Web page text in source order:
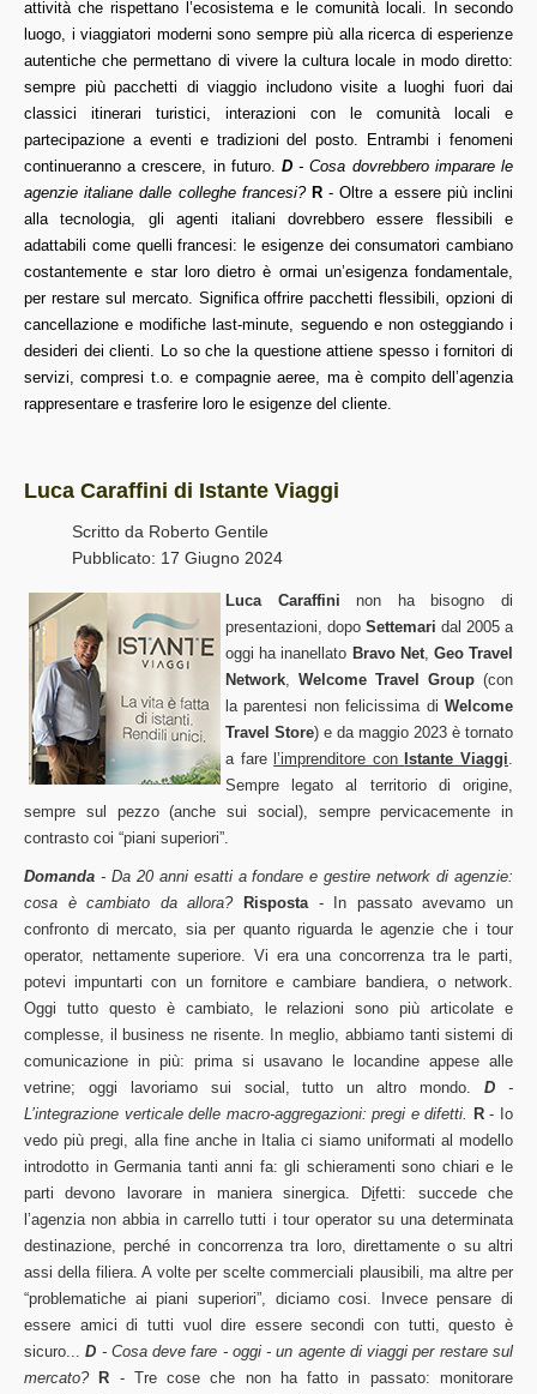
attività che rispettano l’ecosistema e le comunità locali. In secondo
luogo, i viaggiatori moderni sono sempre più alla ricerca di esperienze
autentiche che permettano di vivere la cultura locale in modo diretto:
sempre più pacchetti di viaggio includono visite a luoghi fuori dai
classici itinerari turistici, interazioni con le comunità locali e
partecipazione a eventi e tradizioni del posto. Entrambi i fenomeni
continueranno a crescere, in futuro. D - Cosa dovrebbero imparare le
agenzie italiane dalle colleghe francesi? R- Oltre a essere più inclini
alla tecnologia, gli agenti italiani dovrebbero essere flessibili e
adattabili come quelli francesi: le esigenze dei consumatori cambiano
costantemente e star loro dietro è ormai un’esigenza fondamentale,
per restare sul mercato. Significa offrire pacchetti flessibili, opzioni di
cancellazione e modifiche last-minute, seguendo e non osteggiando i
desideri dei clienti. Lo so che la questione attiene spesso i fornitori di
servizi, compresi t.o. e compagnie aeree, ma è compito dell’agenzia
rappresentare e trasferire loro le esigenze del cliente.
Luca Caraffini di Istante Viaggi
Scritto da Roberto Gentile
Pubblicato: 17 Giugno 2024
Luca Caraffini non ha bisogno di
presentazioni, dopo Settemari dal 2005 a
oggi ha inanellato Bravo Net, Geo Travel
Network, Welcome Travel Group (con
la parentesi non felicissima di Welcome
Travel Store) e da maggio 2023 è tornato
a fare l’imprenditore con Istante Viaggi.
Sempre legato al territorio di origine,
sempre sul pezzo (anche sui social), sempre pervicacemente in
contrasto coi “piani superiori”.
Domanda - Da 20 anni esatti a fondare e gestire network di agenzie:
cosa è cambiato da allora?
Risposta- In passato avevamo un
confronto di mercato, sia per quanto riguarda le agenzie che i tour
operator, nettamente superiore. Vi era una concorrenza tra le parti,
potevi impuntarti con un fornitore e cambiare bandiera, o network.
Oggi tutto questo è cambiato, le relazioni sono più articolate e
complesse, il business ne risente. In meglio, abbiamo tanti sistemi di
comunicazione in più: prima si usavano le locandine appese alle
vetrine; oggi lavoriamo sui social, tutto un altro mondo.D -
L’integrazione verticale delle macro-aggregazioni: pregi e difetti. R- Io
vedo più pregi, alla fine anche in Italia ci siamo uniformati al modello
introdotto in Germania tanti anni fa: gli schieramenti sono chiari e le
parti devono lavorare in maniera sinergica. Difetti: succede che
l’agenzia non abbia in carrello tutti i tour operator su una determinata
destinazione, perché in concorrenza tra loro, direttamente o su altri
assi della filiera. A volte per scelte commerciali plausibili, ma altre per
“problematiche ai piani superiori”, diciamo cosi. Invece pensare di
essere amici di tutti vuol dire essere secondi con tutti, questo è
sicuro...D - Cosa deve fare - oggi - un agente di viaggi per restare sul
mercato? R - Tre cose che non ha fatto in passato: monitorare